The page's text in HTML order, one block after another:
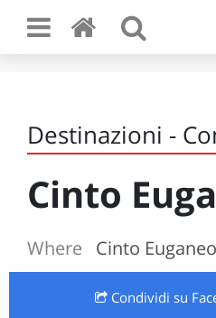
Destinazioni -
Cinto
Where Cinto
Condividi su